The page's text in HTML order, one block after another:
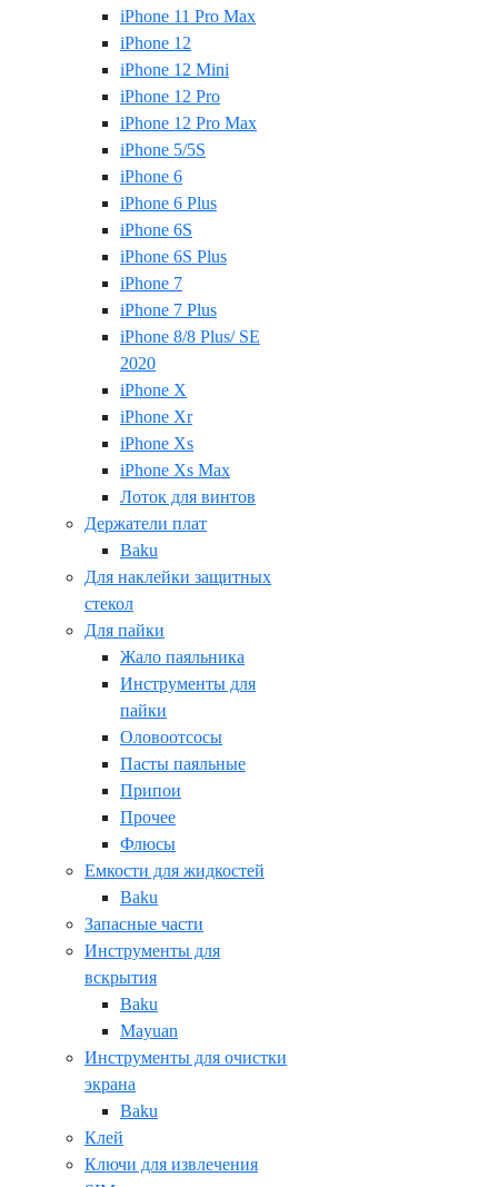
iPhone 11 Pro Max
iPhone 12
iPhone 12 Mini
iPhone 12 Pro
iPhone 12 Pro Max
iPhone 5/5S
iPhone 6
iPhone 6 Plus
iPhone 6S
iPhone 6S Plus
iPhone 7
iPhone 7 Plus
iPhone 8/8 Plus/ SE
2020
iPhone X
iPhone Xr
iPhone Xs
iPhone Xs Max
Лоток для винтов
Держатели плат
Baku
Для наклейки защитных
стекол
Для пайки
Жало паяльника
Инструменты для
пайки
Оловоотсосы
Пасты паяльные
Припои
Прочее
Флюсы
Емкости для жидкостей
Baku
Запасные части
Инструменты для
вскрытия
Baku
Mayuan
Инструменты для очистки
экрана
Baku
Клей
Ключи для извлечения